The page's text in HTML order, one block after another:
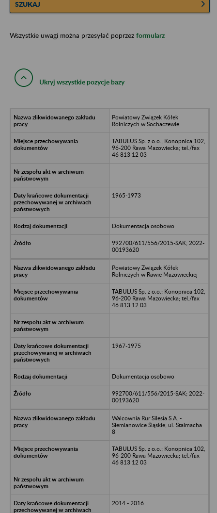
SZUKAJ
Wszystkie uwagi można przesyłać poprzez formularz
Ukryj wszystkie pozycje bazy
Powiatowy Związek Kółek
Rolniczych w Sochaczewie
TABULUS Sp. z o.o.; Konopnica 102,
96-200 Rawa Mazowiecka; tel./fax
46 813 12 03
1965-1973
Dokumentacja osobowo
992700/611/556/2015-SAK; 2022-
00193620
Powiatowy Związek Kółek
Rolniczych w Rawie Mazowieckiej
TABULUS Sp. z o.o.; Konopnica 102,
96-200 Rawa Mazowiecka; tel./fax
46 813 12 03
1967-1975
Dokumentacja osobowo
992700/611/556/2015-SAK; 2022-
00193620
Walcownia Rur Silesia S.A. -
Siemianowice Śląskie; ul. Stalmacha
8
TABULUS Sp. z o.o.; Konopnica 102,
96-200 Rawa Mazowiecka; tel./fax
46 813 12 03
2014 - 2016